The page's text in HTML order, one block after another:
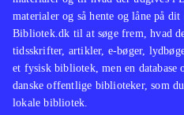
materialer og så hente og låne på
Bibliotek.dk til at søge frem, hvad
tidsskrifter, artikler, e-bøger,
et fysisk bibliotek, men en database
danske offentlige biblioteker, som
lokale bibliotek.